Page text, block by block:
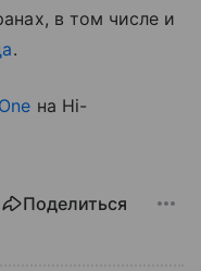
в том числе и
.
на Hi-
Поделиться